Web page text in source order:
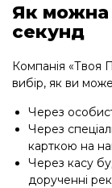
Як можна
секунд
Компанія «Твоя
вибір, як ви
Через
Через
карткою на
Через касу
дорученні